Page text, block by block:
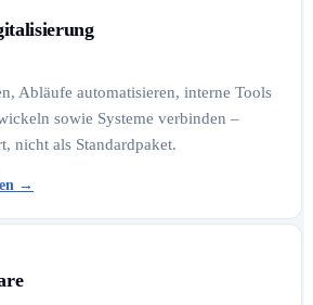
Abläufe automatisieren, interne Tools
sowie Systeme verbinden –
nicht als Standardpaket.
→